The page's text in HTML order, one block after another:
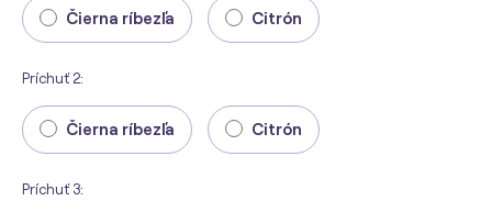
Čierna ríbezľa Citrón
Príchuť 2:
Čierna ríbezľa Citrón
Príchuť 3: